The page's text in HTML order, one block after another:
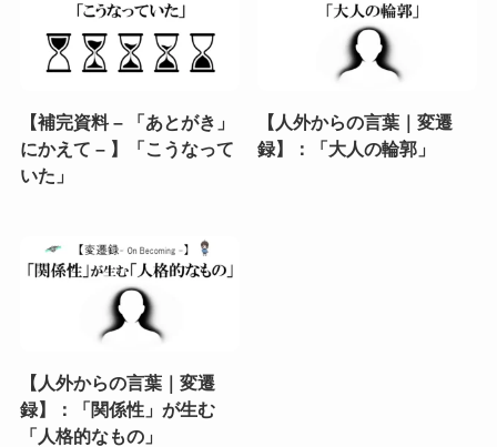
【補完資料 – 「あとがき」
にかえて – 】「こうなって
いた」
【人外からの言葉｜変遷
録】：「大人の輪郭」
【人外からの言葉｜変遷
録】：「関係性」が生む
「人格的なもの」